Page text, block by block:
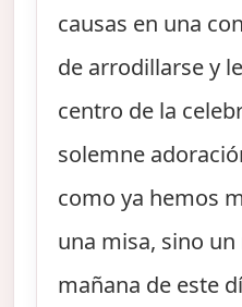
causas en una
de arrodillarse y
centro de la
solemne
como ya hemos
una misa, sino
mañana de este